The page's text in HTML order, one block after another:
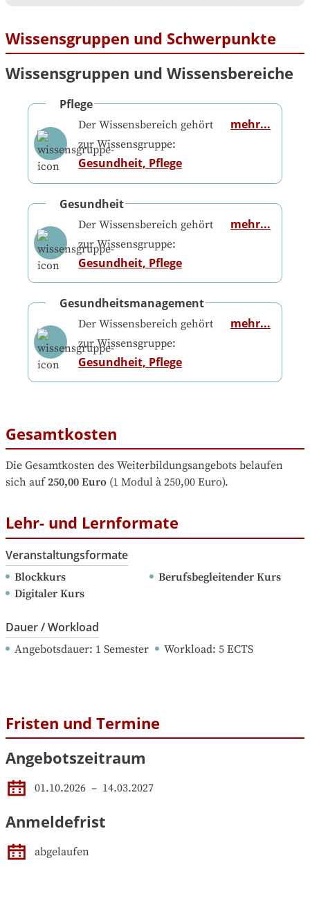
Wissensgruppen und Schwerpunkte
Wissensgruppen und Wissensbereiche
Pflege
Der Wissensbereich gehört
zur Wissensgruppe:
Gesundheit, Pflege
mehr...
Gesundheit
Der Wissensbereich gehört
zur Wissensgruppe:
Gesundheit, Pflege
mehr...
Gesundheitsmanagement
Der Wissensbereich gehört
zur Wissensgruppe:
Gesundheit, Pflege
mehr...
Gesamtkosten
Die Gesamtkosten des Weiterbildungsangebots belaufen
sich auf 250,00 Euro (1 Modul à 250,00 Euro).
Lehr- und Lernformate
Veranstaltungsformate
Blockkurs
Berufsbegleitender Kurs
Digitaler Kurs
Dauer / Workload
Angebotsdauer: 1 Semester Workload: 5 ECTS
Fristen und Termine
Angebotszeitraum
01.10.2026 – 14.03.2027
Anmeldefrist
abgelaufen